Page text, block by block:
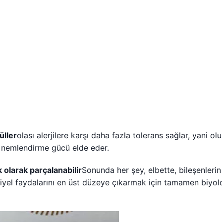
olası alerjilere karşı daha fazla tolerans sağlar, yani
gücü elde eder.
olarak parçalanabilirSonunda her şey, elbette,
faydalarını en üst düzeye çıkarmak için tamamen